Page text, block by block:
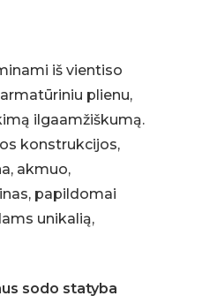
iš vientiso
plienu,
ilgaamžiškumą.
konstrukcijos,
akmuo,
papildomai
unikalią,
sodo statyba